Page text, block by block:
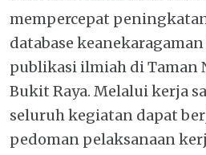
mempercepat
database
publikasi ilmiah di Taman
Bukit Raya. Melalui kerja
seluruh kegiatan dapat
pedoman pelaksanaan